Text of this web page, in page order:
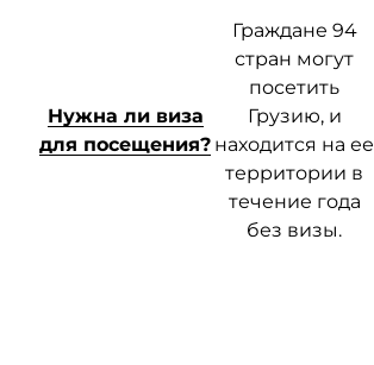
Нужна ли виза
для посещения?
Граждане 94
стран могут
посетить
Грузию, и
находится на ее
территории в
течение года
без визы.